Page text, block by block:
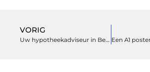
VORIG
Uw hypotheekadviseur in Bergen op Zoom helpt u verder